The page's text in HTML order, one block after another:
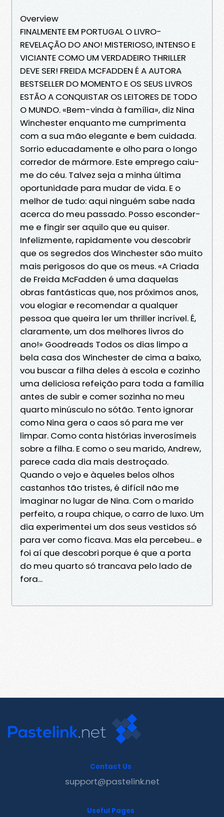
Overview
FINALMENTE EM PORTUGAL O LIVRO-
REVELAÇÃO DO ANO! MISTERIOSO, INTENSO E
VICIANTE COMO UM VERDADEIRO THRILLER
DEVE SER! FREIDA MCFADDEN É A AUTORA
BESTSELLER DO MOMENTO E OS SEUS LIVROS
ESTÃO A CONQUISTAR OS LEITORES DE TODO
O MUNDO. «Bem-vinda à família», diz Nina
Winchester enquanto me cumprimenta
com a sua mão elegante e bem cuidada.
Sorrio educadamente e olho para o longo
corredor de mármore. Este emprego caiu-
me do céu. Talvez seja a minha última
oportunidade para mudar de vida. E o
melhor de tudo: aqui ninguém sabe nada
acerca do meu passado. Posso esconder-
me e fingir ser aquilo que eu quiser.
Infelizmente, rapidamente vou descobrir
que os segredos dos Winchester são muito
mais perigosos do que os meus. «A Criada
de Freida McFadden é uma daquelas
obras fantásticas que, nos próximos anos,
vou elogiar e recomendar a qualquer
pessoa que queira ler um thriller incrível. É,
claramente, um dos melhores livros do
ano!» Goodreads Todos os dias limpo a
bela casa dos Winchester de cima a baixo,
vou buscar a filha deles à escola e cozinho
uma deliciosa refeição para toda a família
antes de subir e comer sozinha no meu
quarto minúsculo no sótão. Tento ignorar
como Nina gera o caos só para me ver
limpar. Como conta histórias inverosímeis
sobre a filha. E como o seu marido, Andrew,
parece cada dia mais destroçado.
Quando o vejo e àqueles belos olhos
castanhos tão tristes, é difícil não me
imaginar no lugar de Nina. Com o marido
perfeito, a roupa chique, o carro de luxo. Um
dia experimentei um dos seus vestidos só
para ver como ficava. Mas ela percebeu... e
foi aí que descobri porque é que a porta
do meu quarto só trancava pelo lado de
fora...
Contact Us
support@pastelink.net
Useful Pages